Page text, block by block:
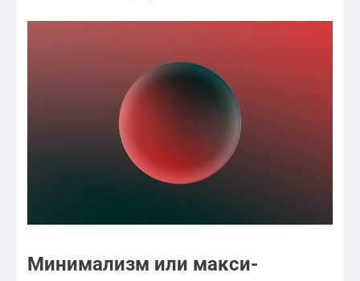
Минимализм или макси-